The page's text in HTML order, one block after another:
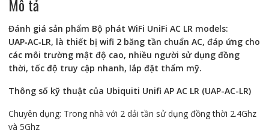
lượng
Mô tả
Đánh giá sản phẩm Bộ phát WiFi UniFi AC LR models:
UAP‑AC‑LR, là thiết bị wifi 2 băng tần chuẩn AC, đáp ứng cho
các môi trường mật độ cao, nhiều người sử dụng đồng
thời, tốc độ truy cập nhanh, lắp đặt thẩm mỹ.
Thông số kỹ thuật của Ubiquiti Unifi AP AC LR (UAP-AC-LR)
Chuyên dụng: Trong nhà với 2 dải tần sử dụng đồng thời 2.4Ghz
và 5Ghz